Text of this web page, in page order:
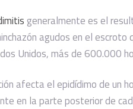
generalmente es el
agudos en el escroto
Unidos, más de 600.000
afecta el epidídimo de un
en la parte posterior de